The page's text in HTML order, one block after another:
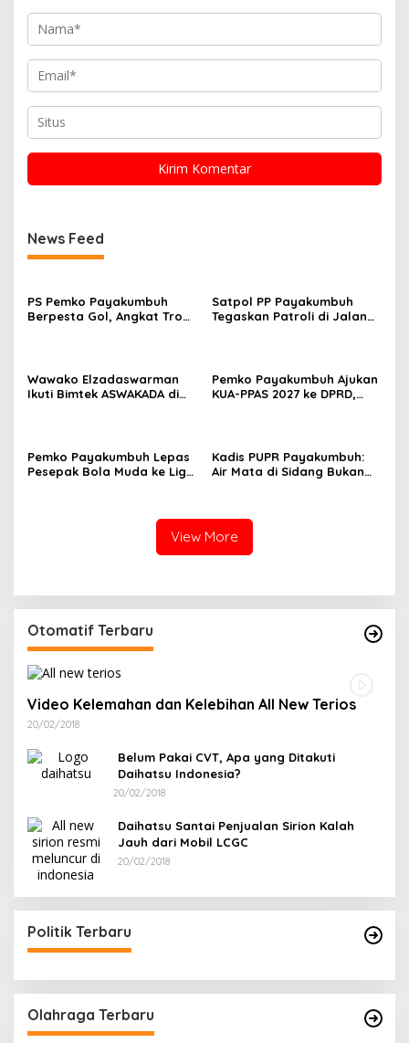
News Feed
PS Pemko Payakumbuh
Berpesta Gol, Angkat Trofi
Satpol PP Payakumbuh
Tegaskan Patroli di Jalan
Wawako Elzadaswarman
Ikuti Bimtek ASWAKADA di
Pemko Payakumbuh Ajukan
KUA-PPAS 2027 ke DPRD,
Pemko Payakumbuh Lepas
Pesepak Bola Muda ke Liga
Kadis PUPR Payakumbuh:
Air Mata di Sidang Bukan
View More
Otomatif Terbaru
Video Kelemahan dan Kelebihan All New Terios
20/02/2018
Belum Pakai CVT, Apa yang Ditakuti
Daihatsu Indonesia?
20/02/2018
Daihatsu Santai Penjualan Sirion Kalah
Jauh dari Mobil LCGC
20/02/2018
Politik Terbaru
Olahraga Terbaru